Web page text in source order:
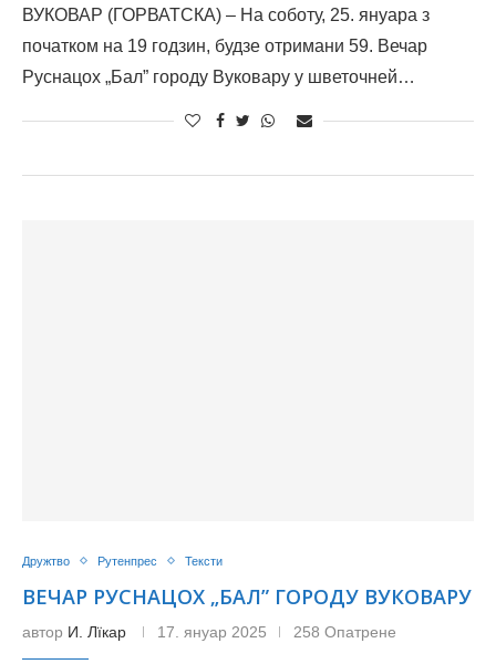
ВУКОВАР (ГОРВАТСКА) – На соботу, 25. януара з
початком на 19 годзин, будзе отримани 59. Вечар
Руснацох „Бал” городу Вуковару у шветочней…
Дружтво Рутенпрес Тексти
ВЕЧАР РУСНАЦОХ „БАЛ” ГОРОДУ ВУКОВАРУ
автор И. Лїкар 17. януар 2025 258 Опатрене